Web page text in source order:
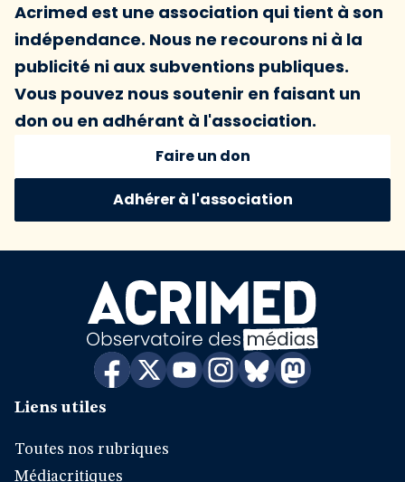
Acrimed est une association qui tient à son
indépendance. Nous ne recourons ni à la
publicité ni aux subventions publiques.
Vous pouvez nous soutenir en faisant un
don ou en adhérant à l'association.
Faire un don
Adhérer à l'association
Liens utiles
Toutes nos rubriques
Médiacritiques